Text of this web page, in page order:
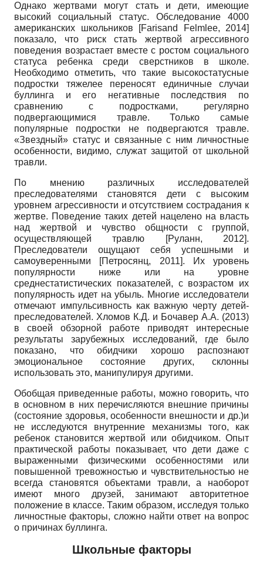
Однако жертвами могут стать и дети, имеющие
высокий социальный статус. Обследование 4000
американских школьников
[Farisand Felmlee, 2014]
показало, что риск стать жертвой агрессивного
поведения возрастает вместе с ростом социального
статуса ребенка среди сверстников в школе.
Необходимо отметить, что такие высокостатусные
подростки тяжелее переносят единичные случаи
буллинга и его негативные последствия по
сравнению с подростками, регулярно
подвергающимися травле. Только самые
популярные подростки не подвергаются травле.
«Звездный» статус и связанные с ним личностные
особенности, видимо, служат защитой от школьной
травли.
По мнению различных исследователей
преследователями становятся дети с высоким
уровнем агрессивности и отсутствием сострадания к
жертве. Поведение таких детей нацелено на власть
над жертвой и чувство общности с группой,
осуществляющей травлю [Руланн, 2012].
Преследователи ощущают себя успешными и
самоуверенными [Петросянц, 2011]. Их уровень
популярности ниже или на уровне
среднестатистических показателей, с возрастом их
популярность идет на убыль. Многие исследователи
отмечают импульсивность как важную черту детей-
преследователей. Хломов К.Д. и Бочавер А.А. (2013)
в своей обзорной работе приводят интересные
результаты зарубежных исследований, где было
показано, что обидчики хорошо распознают
эмоциональное состояние других, склонны
использовать это, манипулируя другими.
Обобщая приведенные работы, можно говорить, что
в основном в них перечисляются внешние причины
(состояние здоровья, особенности внешности и др.)и
не исследуются внутренние механизмы того, как
ребенок становится жертвой или обидчиком. Опыт
практической работы показывает, что дети даже с
выраженными физическими особенностями или
повышенной тревожностью и чувствительностью не
всегда становятся объектами травли, а наоборот
имеют много друзей, занимают авторитетное
положение в классе. Таким образом, исследуя только
личностные факторы, сложно найти ответ на вопрос
о причинах буллинга.
Школьные факторы